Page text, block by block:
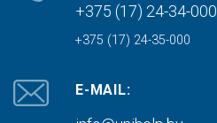
+375 (17) 24-34-000
+375 (17) 24-35-000
E-MAIL: